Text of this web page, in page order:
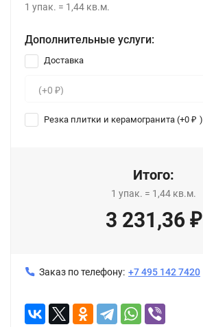
1 упак. = 1,44 кв.м.
Дополнительные услуги:
Доставка
Резка плитки и керамогранита (+0 ₽ )
Итого:
1 упак. = 1,44 кв.м.
3 231,36 ₽
Заказ по телефону: +7 495 142 7420